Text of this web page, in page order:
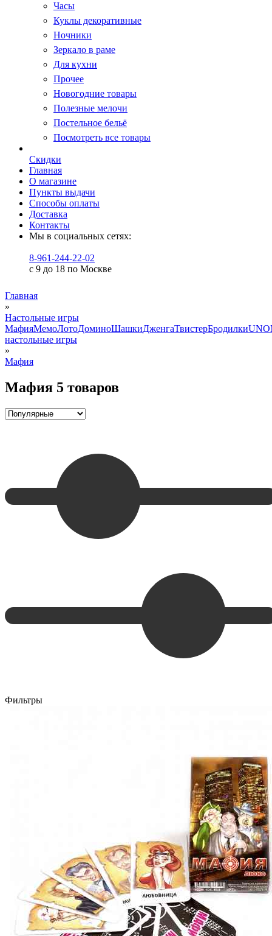
Часы
Куклы декоративные
Ночники
Зеркало в раме
Для кухни
Прочее
Новогодние товары
Полезные мелочи
Постельное бельё
Посмотреть все товары
Скидки
Главная
О магазине
Пункты выдачи
Способы оплаты
Доставка
Контакты
Мы в социальных сетях:
8-961-244-22-02
с 9 до 18 по Москве
Главная
»
Настольные игры
МафияМемоЛотоДоминоШашкиДженгаТвистерБродилкиUNO
настольные игры
»
Мафия
Мафия 5 товаров
Фильтры